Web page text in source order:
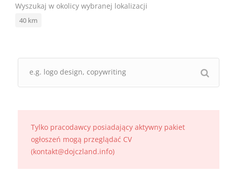
Wyszukaj w okolicy wybranej lokalizacji
40 km
Tylko pracodawcy posiadający aktywny pakiet
ogłoszeń mogą przeglądać CV
(kontakt@dojczland.info)